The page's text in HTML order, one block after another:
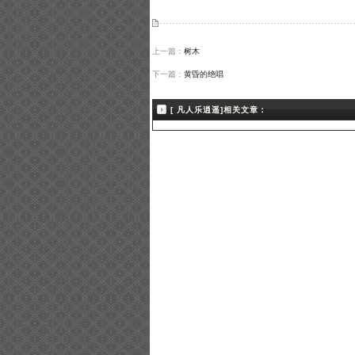
上一篇： 树木
下一篇： 黄昏的绝唱
[ 凡人乐逍遥]相关文章：